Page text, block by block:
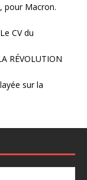
pour Macron.
CV du
RÉVOLUTION
sur la